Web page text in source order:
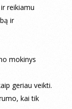
reikiamu
ir
mokinys
geriau veikti.
kai tik